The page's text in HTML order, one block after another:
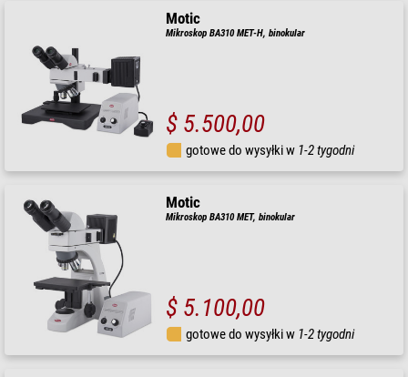
Motic
Mikroskop BA310 MET-H, binokular
$ 5.500,00
gotowe do wysyłki w 1-2 tygodni
Motic
Mikroskop BA310 MET, binokular
$ 5.100,00
gotowe do wysyłki w 1-2 tygodni